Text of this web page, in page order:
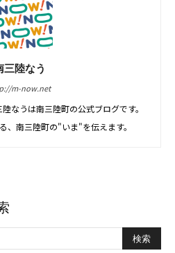
三陸なう
m-now.net
なうは南三陸町の公式ブログです。
、南三陸町の"いま"を伝えます。